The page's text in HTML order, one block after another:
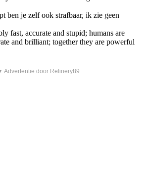
ben je zelf ook strafbaar, ik zie geen
fast, accurate and stupid; humans are
and brilliant; together they are powerful
Advertentie door Refinery89